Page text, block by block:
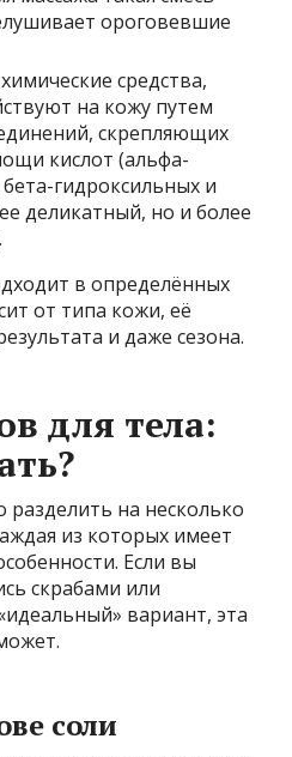
ороговевшие
средства,
на кожу путем
скрепляющих
кислот (альфа-
гидроксильных и
деликатный, но и более
в определённых
от типа кожи, её
и даже сезона.
для тела:
на несколько
из которых имеет
Если вы
скрабами или
вариант, эта
соли